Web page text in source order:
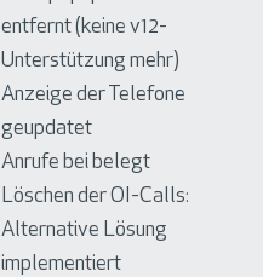
entfernt (keine v12-
Unterstützung mehr)
Anzeige der Telefone
geupdatet
Anrufe bei belegt
Löschen der OI-Calls:
Alternative Lösung
implementiert